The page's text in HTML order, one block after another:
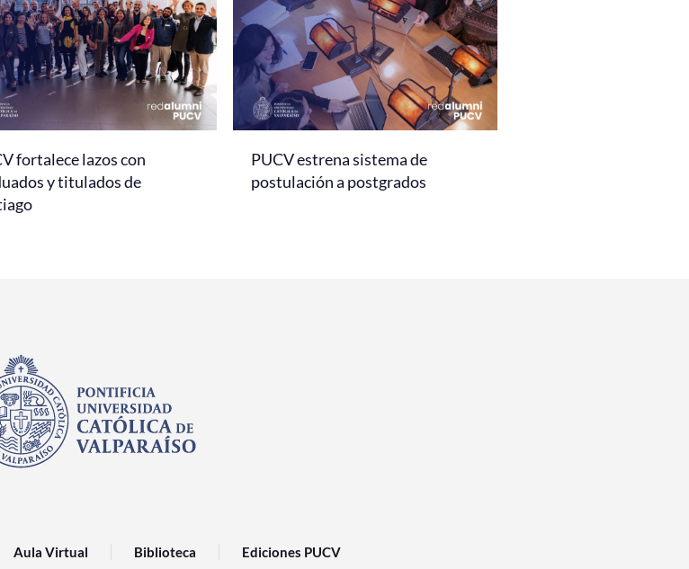
fortalece lazos con
y titulados de
PUCV estrena sistema de
postulación a postgrados
Aula Virtual Biblioteca Ediciones PUCV